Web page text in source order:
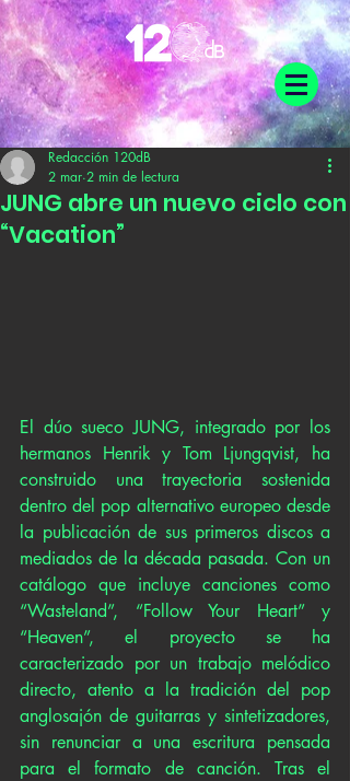
JUNG abre un nuevo ciclo con
“Vacation”
Redacción 120dB
2 mar 2 min de lectura
El dúo sueco JUNG, integrado por los
hermanos Henrik y Tom Ljungqvist, ha
construido una trayectoria sostenida
dentro del pop alternativo europeo desde
la publicación de sus primeros discos a
mediados de la década pasada. Con un
catálogo que incluye canciones como
“Wasteland”, “Follow Your Heart” y
“Heaven”, el proyecto se ha
caracterizado por un trabajo melódico
directo, atento a la tradición del pop
anglosajón de guitarras y sintetizadores,
sin renunciar a una escritura pensada
para el formato de canción. Tras el